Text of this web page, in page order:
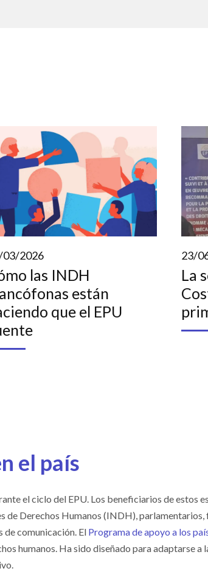
03/2026
las INDH
están
que el EPU
23/
La
el país
el ciclo del EPU. Los beneficiarios de estos
de Derechos Humanos (INDH),
de comunicación. El Programa de apoyo a los
humanos. Ha sido diseñado para adaptarse a